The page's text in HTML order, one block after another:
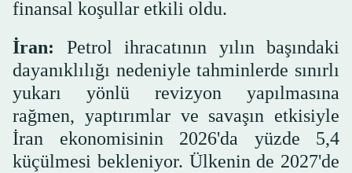
finansal koşullar etkili oldu.
İran: Petrol ihracatının yılın başındaki
dayanıklılığı nedeniyle tahminlerde sınırlı
yukarı yönlü revizyon yapılmasına
rağmen, yaptırımlar ve savaşın etkisiyle
İran ekonomisinin 2026'da yüzde 5,4
küçülmesi bekleniyor. Ülkenin de 2027'de